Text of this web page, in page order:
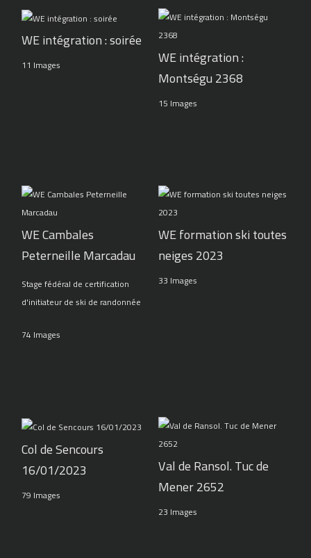
WE intégration : soirée
11 Images
WE intégration :
Montségu 2368
15 Images
WE Cambales
Peterneille Marcadau
Stage fédéral de certification
d'initiateur de ski de randonnée
74 Images
WE formation ski toutes
neiges 2023
33 Images
Col de Sencours
16/01/2023
79 Images
Val de Ransol. Tuc de
Mener 2652
23 Images